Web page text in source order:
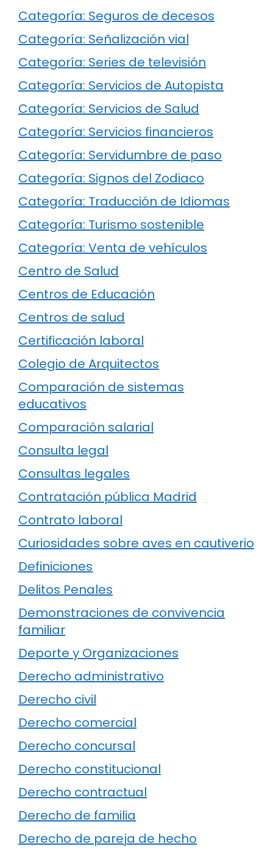
Categoría: Seguros de decesos
Categoría: Señalización vial
Categoría: Series de televisión
Categoría: Servicios de Autopista
Categoría: Servicios de Salud
Categoría: Servicios financieros
Categoría: Servidumbre de paso
Categoría: Signos del Zodiaco
Categoría: Traducción de Idiomas
Categoría: Turismo sostenible
Categoría: Venta de vehículos
Centro de Salud
Centros de Educación
Centros de salud
Certificación laboral
Colegio de Arquitectos
Comparación de sistemas
educativos
Comparación salarial
Consulta legal
Consultas legales
Contratación pública Madrid
Contrato laboral
Curiosidades sobre aves en cautiverio
Definiciones
Delitos Penales
Demonstraciones de convivencia
familiar
Deporte y Organizaciones
Derecho administrativo
Derecho civil
Derecho comercial
Derecho concursal
Derecho constitucional
Derecho contractual
Derecho de familia
Derecho de pareja de hecho